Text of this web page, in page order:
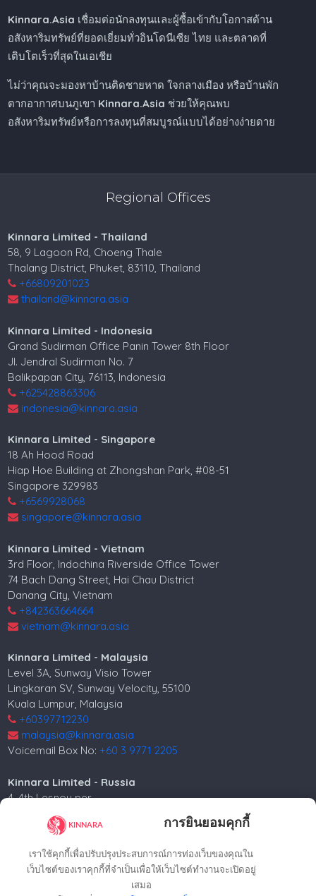
การยินยอมคุกกี้
เราใช้คุกกี้เพื่อปรับปรุงประสบการณ์การท่องเว็บของคุณใน
เว็บไซต์ของเราคุกกี้ที่จำเป็นเพื่อให้เว็บไซต์ทำงานจะเปิดอยู่
เสมอ
Kinnara.Asia เชื่อมต่อนักลงทุนและผู้ซื้อเข้ากับโอกาสด้าน
อสังหาริมทรัพย์ที่ยอดเยี่ยมทั่วอินโดนีเซีย ไทย และตลาดที่
เติบโตเร็วที่สุดในเอเชีย
ไม่ว่าคุณจะมองหาบ้านติดชายหาด ใจกลางเมือง หรือบ้านพัก
ตากอากาศบนภูเขา Kinnara.Asia ช่วยให้คุณพบ
อสังหาริมทรัพย์หรือการลงทุนที่สมบูรณ์แบบได้อย่างง่ายดาย
Regional Offices
Kinnara Limited - Thailand
58, 9 Lagoon Rd, Choeng Thale
Thalang District, Phuket, 83110, Thailand
+66809201023
thailand@kinnara.asia
Kinnara Limited - Indonesia
Grand Sudirman Office Panin Tower 8th Floor
Jl. Jendral Sudirman No. 7
Balikpapan City, 76113, Indonesia
+625428863306
indonesia@kinnara.asia
Kinnara Limited - Singapore
18 Ah Hood Road
Hiap Hoe Building at Zhongshan Park, #08-51
Singapore 329983
+6569928068
singapore@kinnara.asia
Kinnara Limited - Vietnam
3rd Floor, Indochina Riverside Office Tower
74 Bach Dang Street, Hai Chau District
Danang City, Vietnam
+842363664664
vietnam@kinnara.asia
Kinnara Limited - Malaysia
Level 3A, Sunway Visio Tower
Lingkaran SV, Sunway Velocity, 55100
Kuala Lumpur, Malaysia
+60397712230
malaysia@kinnara.asia
Voicemail Box No:+60 3 9771 2205
Kinnara Limited - Russia
4, 4th Lesnoy per.
Moscow, 125047, Russia.
russia@kinnara.asia